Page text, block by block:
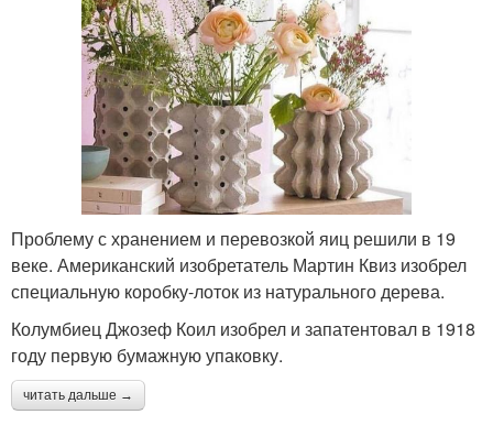
Проблему с хранением и перевозкой яиц решили в 19
веке. Американский изобретатель Мартин Квиз изобрел
специальную коробку-лоток из натурального дерева.
Колумбиец Джозеф Коил изобрел и запатентовал в 1918
году первую бумажную упаковку.
читать дальше →